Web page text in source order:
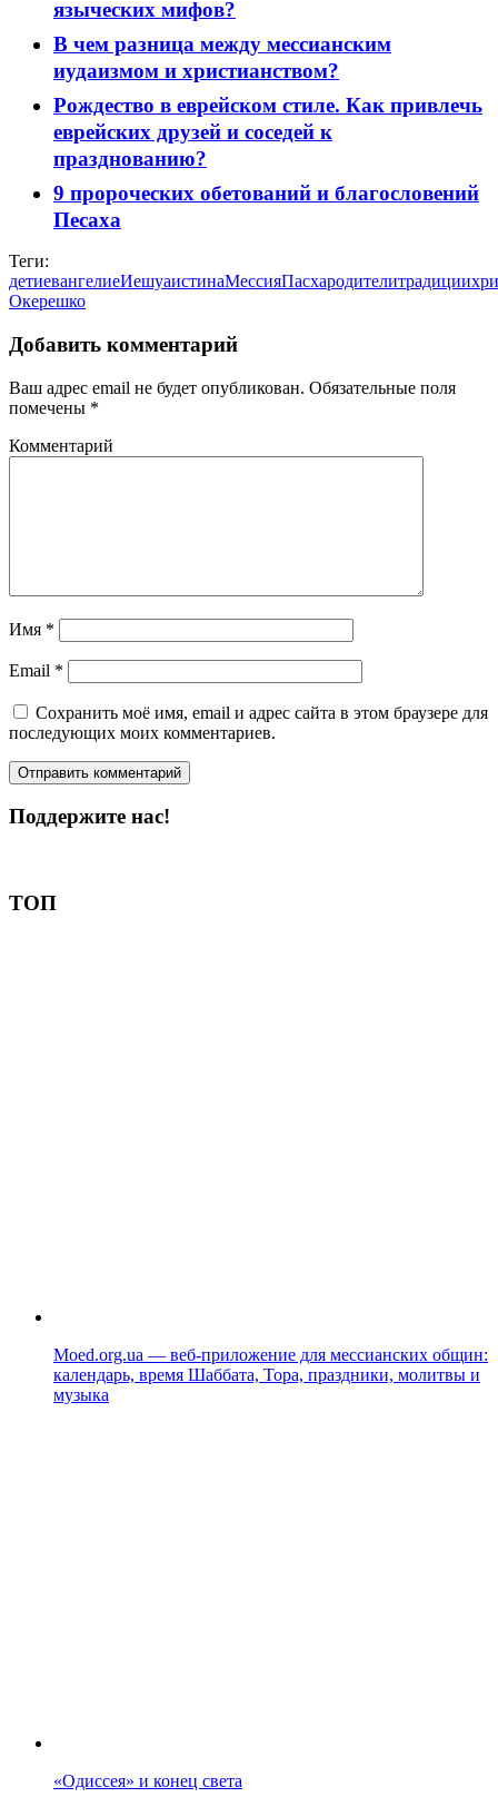
языческих мифов?
В чем разница между мессианским
иудаизмом и христианством?
Рождество в еврейском стиле. Как привлечь
еврейских друзей и соседей к
празднованию?
9 пророческих обетований и благословений
Песаха
Теги:
детиевангелиеИешуаистинаМессияПасхародителитрадиции
Окерешко
Добавить комментарий
Ваш адрес email не будет опубликован. Обязательные поля
помечены *
Комментарий
Имя *
Email *
Сохранить моё имя, email и адрес сайта в этом браузере для
последующих моих комментариев.
Поддержите нас!
ТОП
Moed.org.ua — веб-приложение для мессианских общин:
календарь, время Шаббата, Тора, праздники, молитвы и
музыка
«Одиссея» и конец света